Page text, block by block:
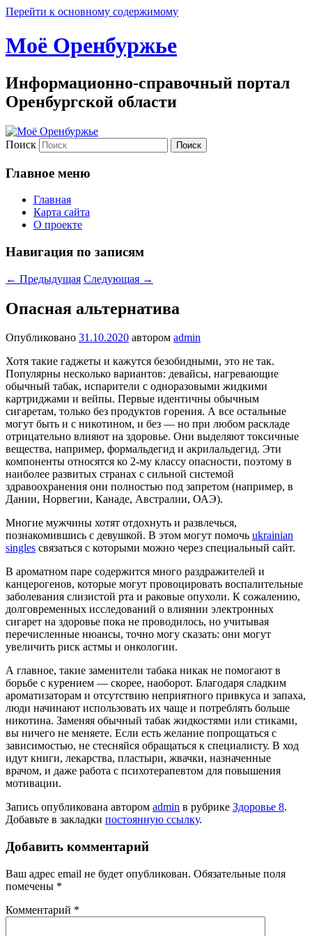
Перейти к основному содержимому
Моё Оренбуржье
Информационно-справочный портал
Оренбургской области
Поиск
Главное меню
Главная
Карта сайта
О проекте
Навигация по записям
← Предыдущая Следующая →
Опасная альтернатива
Опубликовано 31.10.2020 автором admin
Хотя такие гаджеты и кажутся безобидными, это не так.
Популярны несколько вариантов: девайсы, нагре­вающие
обычный табак, испарители с одноразовыми жидкими
картриджа­ми и вейпы. Первые идентичны обыч­ным
сигаретам, только без продуктов горения. А все остальные
могут быть и с никотином, и без — но при любом раскладе
отрицательно влияют на здоровье. Они выделяют токсичные
вещества, например, формальдегид и акрилальдегид. Эти
компоненты относятся ко 2-му классу опасности, поэтому в
наиболее развитых странах с сильной системой
здравоохранения они полностью под запретом (на­пример, в
Дании, Норвегии, Канаде, Австралии, ОАЭ).
Многие мужчины хотят отдохнуть и развлечься,
познакомившись с девушкой. В этом могут помочь ukrainian
singles связаться с которыми можно через специальный сайт.
В ароматном паре содер­жится много раздражи­телей и
канцерогенов, которые могут провоци­ровать воспалительные
заболевания слизистой рта и раковые опухоли. К со­жалению,
долговременных исследований о влиянии электронных
сигарет на здо­ровье пока не проводилось, но учитывая
перечисленные нюансы, точно могу сказать: они могут
увеличить риск астмы и онкологии.
А главное, такие заменители табака никак не помогают в
борьбе с куре­нием — скорее, наоборот. Благодаря сладким
ароматизаторам и отсутствию неприятного привкуса и запаха,
люди начинают использовать их чаще и по­треблять больше
никотина. Заменяя обычный табак жидкостями или стиками,
вы ничего не меняете. Если есть жела­ние попрощаться с
зависимостью, не стесняйся обращаться к специалисту. В ход
идут книги, лекарства, пластыри, жвачки, назначенные
врачом, и даже работа с психотерапевтом для повыше­ния
мотивации.
Запись опубликована автором admin в рубрике Здоровье 8.
Добавьте в закладки постоянную ссылку.
Добавить комментарий
Ваш адрес email не будет опубликован. Обязательные поля
помечены *
Комментарий *